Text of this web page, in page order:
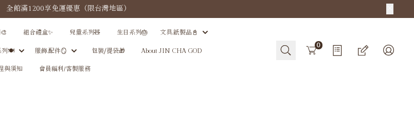
全館滿1200享免運優惠（限台灣地區）
組合禮盒✨ 兒童系列🧸 生日系列🎂 文具.紙製品📓
列🍽️ 服飾.配件🪞 包裝⧸提袋🎁 About JIN CHA GOD
與須知 會員福利/客製服務
Cart 0